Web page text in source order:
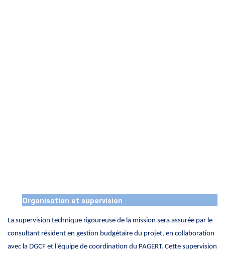
Organisation et supervision
La supervision technique rigoureuse de la mission sera assurée par le
consultant résident en gestion budgétaire du projet, en collaboration
avec la DGCF et l'équipe de coordination du PAGERT. Cette supervision